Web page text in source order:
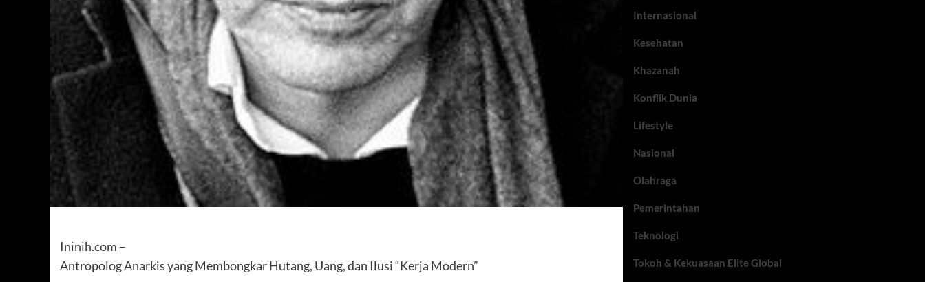
Ininih.com –
Antropolog Anarkis yang Membongkar Hutang, Uang, dan Ilusi “Kerja Modern”
Internasional
Kesehatan
Khazanah
Konflik Dunia
Lifestyle
Nasional
Olahraga
Pemerintahan
Teknologi
Tokoh & Kekuasaan Elite Global